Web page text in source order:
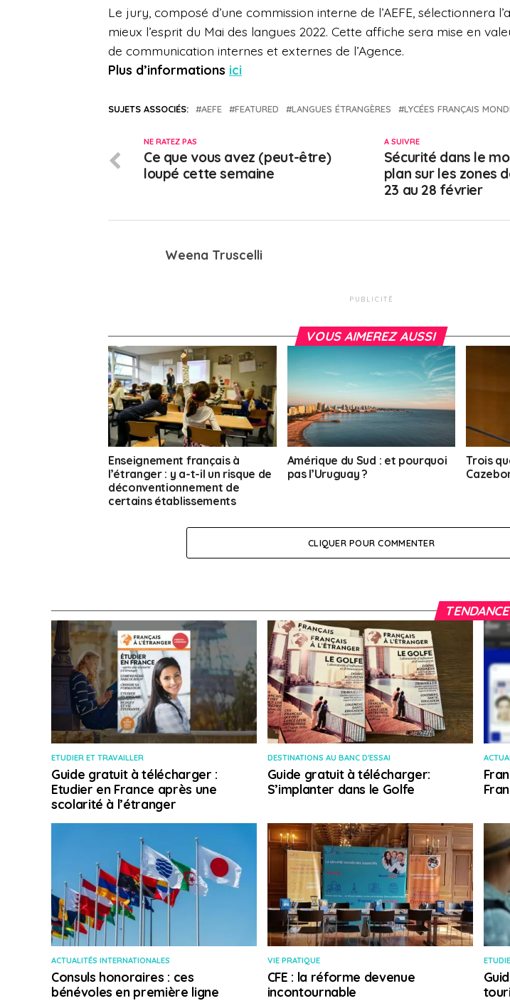
Le jury, composé d’une commission interne de l’AEFE, sélectionnera
mieux l’esprit du Mai des langues 2022. Cette affiche sera mise en
de communication internes et externes de l’Agence.
Plus d’informations ici
SUJETS ASSOCIÉS: AEFE FEATURED LANGUES ÉTRANGÈRES LYCÉES FRANÇAIS
A SUIVRE
Sécurité dans le
plan sur les zones
23 au 28 février
NE RATEZ PAS
Ce que vous avez (peut-être)
loupé cette semaine
Weena Truscelli
PUBLICITÉ
VOUS AIMEREZ AUSSI
Enseignement français à
l’étranger : y a-t-il un risque de
déconventionnement de
certains établissements
Amérique du Sud : et pourquoi
pas l’Uruguay ?
Trois
CLIQUER POUR COMMENTER
TENDANCE
ETUDIER ET TRAVAILLER
Guide gratuit à télécharger :
Etudier en France après une
scolarité à l’étranger
DESTINATIONS AU BANC D'ESSAI
Guide gratuit à télécharger:
S’implanter dans le Golfe
ACTUALITÉS INTERNATIONALES
Consuls honoraires : ces
bénévoles en première ligne
VIE PRATIQUE
CFE : la réforme devenue
incontournable